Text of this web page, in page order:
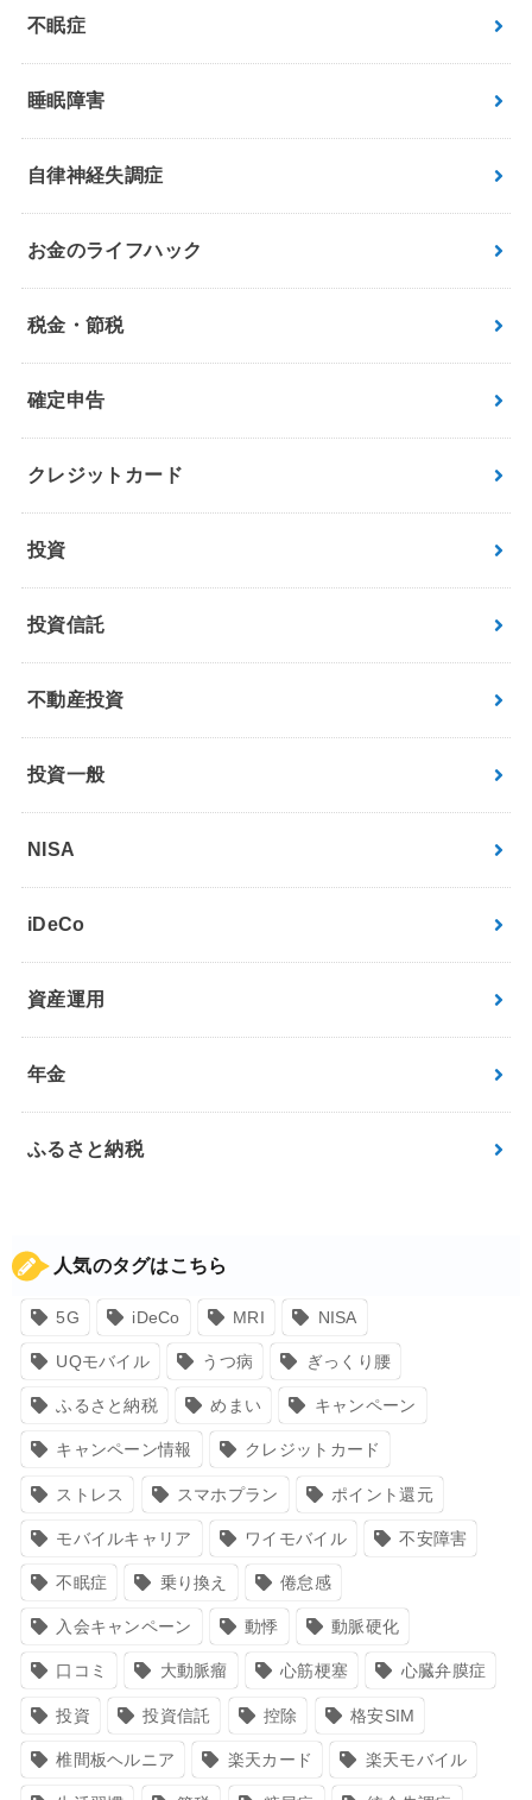
不眠症
睡眠障害
自律神経失調症
お金のライフハック
税金・節税
確定申告
クレジットカード
投資
投資信託
不動産投資
投資一般
NISA
iDeCo
資産運用
年金
ふるさと納税
人気のタグはこちら
5G iDeCo MRI NISA
UQモバイル うつ病 ぎっくり腰
ふるさと納税 めまい キャンペーン
キャンペーン情報 クレジットカード
ストレス スマホプラン ポイント還元
モバイルキャリア ワイモバイル 不安障害
不眠症 乗り換え 倦怠感
入会キャンペーン 動悸 動脈硬化
口コミ 大動脈瘤 心筋梗塞 心臓弁膜症
投資 投資信託 控除 格安SIM
椎間板ヘルニア 楽天カード 楽天モバイル